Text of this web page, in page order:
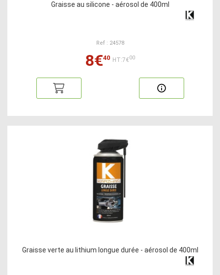
Graisse au silicone - aérosol de 400ml
Ref : 24578
8€40 HT:7€00
Graisse verte au lithium longue durée - aérosol de 400ml